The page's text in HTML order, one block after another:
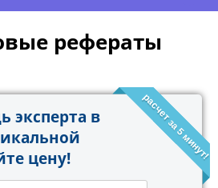
рефераты
расчет за 5 минут!
эксперта в
цену!